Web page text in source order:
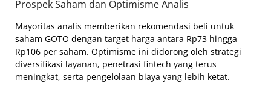
Prospek Saham dan Optimisme Analis
Mayoritas analis memberikan rekomendasi beli untuk
saham GOTO dengan target harga antara Rp73 hingga
Rp106 per saham. Optimisme ini didorong oleh strategi
diversifikasi layanan, penetrasi fintech yang terus
meningkat, serta pengelolaan biaya yang lebih ketat.